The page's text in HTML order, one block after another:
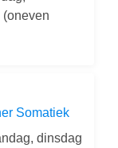
Somatiek
dinsdag